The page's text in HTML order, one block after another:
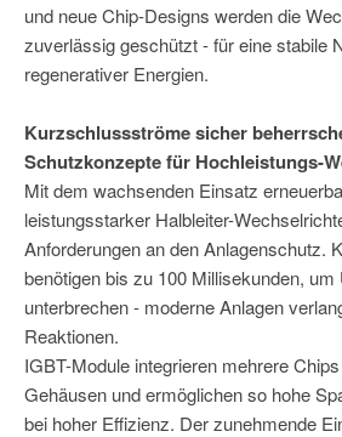
und neue Chip-Designs werden die
zuverlässig geschützt - für eine stabile
regenerativer Energien.
Kurzschlussströme sicher
Schutzkonzepte für Hochleistungs-
Mit dem wachsenden Einsatz
leistungsstarker Halbleiter-
Anforderungen an den Anlagenschutz.
benötigen bis zu 100 Millisekunden,
unterbrechen - moderne Anlagen
Reaktionen.
IGBT-Module integrieren mehrere
Gehäusen und ermöglichen so hohe
bei hoher Effizienz. Der zunehmende